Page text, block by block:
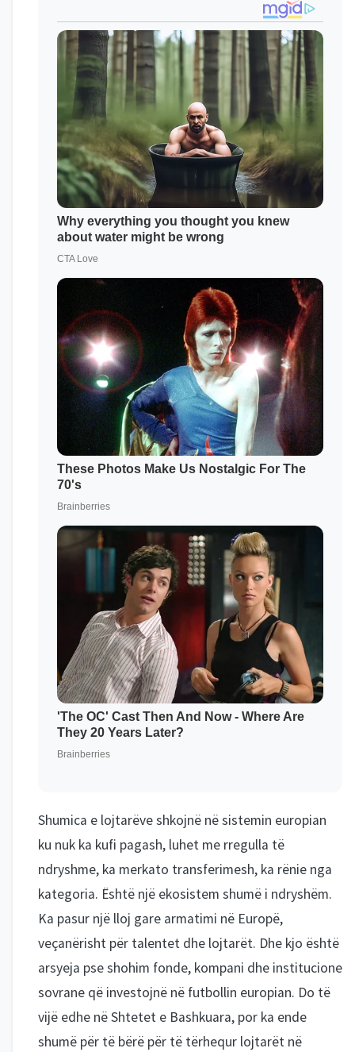
Shumica e lojtarëve shkojnë në sistemin europian
ku nuk ka kufi pagash, luhet me rregulla të
ndryshme, ka merkato transferimesh, ka rënie nga
kategoria. Është një ekosistem shumë i ndryshëm.
Ka pasur një lloj gare armatimi në Europë,
veçanërisht për talentet dhe lojtarët. Dhe kjo është
arsyeja pse shohim fonde, kompani dhe institucione
sovrane që investojnë në futbollin europian. Do të
vijë edhe në Shtetet e Bashkuara, por ka ende
shumë për të bërë për të tërhequr lojtarët në